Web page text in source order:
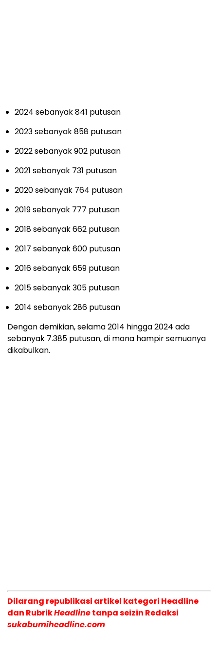
2024 sebanyak 841 putusan
2023 sebanyak 858 putusan
2022 sebanyak 902 putusan
2021 sebanyak 731 putusan
2020 sebanyak 764 putusan
2019 sebanyak 777 putusan
2018 sebanyak 662 putusan
2017 sebanyak 600 putusan
2016 sebanyak 659 putusan
2015 sebanyak 305 putusan
2014 sebanyak 286 putusan
Dengan demikian, selama 2014 hingga 2024 ada
sebanyak 7.385 putusan, di mana hampir semuanya
dikabulkan.
Dilarang republikasi artikel kategori Headline
dan RubrikHeadlinetanpa seizin Redaksi
sukabumiheadline.com